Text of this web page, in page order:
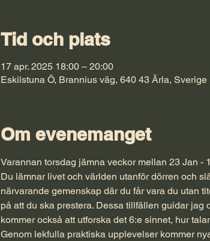
Tid och plats
17 apr. 2025 18:00 – 20:00
Eskilstuna Ö, Brannius väg, 640 43 Ärla, Sverige
Om evenemanget
Varannan torsdag jämna veckor mellan 23 Jan
Du lämnar livet och världen utanför dörren och
närvarande gemenskap där du får vara du utan
på att du ska prestera. Dessa tillfällen guidar
kommer också att utforska det 6:e sinnet, hur
Genom lekfulla praktiska upplevelser kommer